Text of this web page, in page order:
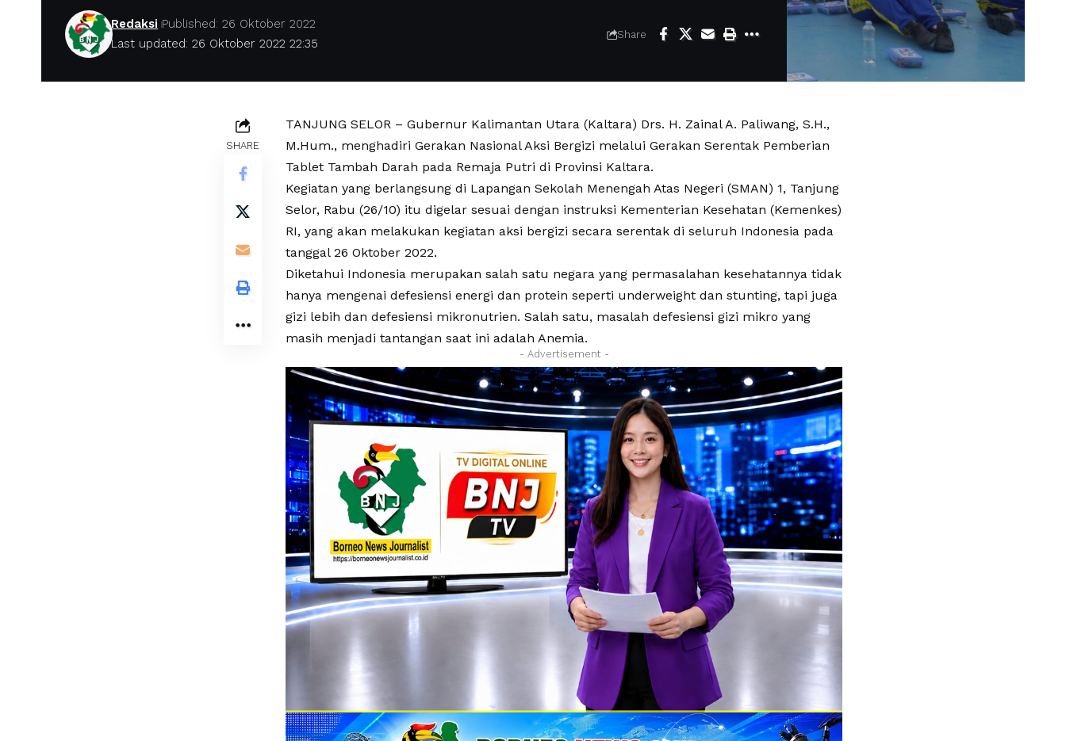
Last updated: 26 Oktober 2022 22:35
Redaksi Published: 26 Oktober 2022
Share
SHARE
TANJUNG SELOR – Gubernur Kalimantan Utara (Kaltara) Drs. H. Zainal A. Paliwang, S.H.,
M.Hum., menghadiri Gerakan Nasional Aksi Bergizi melalui Gerakan Serentak Pemberian
Tablet Tambah Darah pada Remaja Putri di Provinsi Kaltara.
Kegiatan yang berlangsung di Lapangan Sekolah Menengah Atas Negeri (SMAN) 1, Tanjung
Selor, Rabu (26/10) itu digelar sesuai dengan instruksi Kementerian Kesehatan (Kemenkes)
RI, yang akan melakukan kegiatan aksi bergizi secara serentak di seluruh Indonesia pada
tanggal 26 Oktober 2022.
Diketahui Indonesia merupakan salah satu negara yang permasalahan kesehatannya tidak
hanya mengenai defesiensi energi dan protein seperti underweight dan stunting, tapi juga
gizi lebih dan defesiensi mikronutrien. Salah satu, masalah defesiensi gizi mikro yang
masih menjadi tantangan saat ini adalah Anemia.
- Advertisement -